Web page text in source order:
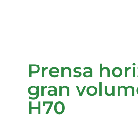
Prensa
gran
H70